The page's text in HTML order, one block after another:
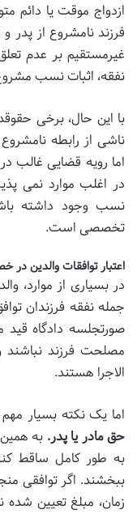
فرزند نامشروع از پدر
غیرمستقیم بر عدم
نفقه، اثبات نسب
با این حال، برخی
ناشی از رابطه
اما رویه قضایی غالب
در اغلب موارد نمی
نسب وجود داشته
تخصصی است.
اعتبار توافقات والدین
در بسیاری از موارد،
جمله نفقه فرزندان
صورتجلسه دادگاه قید
مصلحت فرزند نباشند
الاجرا هستند.
اما یک نکته بسیار
حق مادر یا پدر. به همین
به طور کامل ساقط
ببخشند. اگر توافقی
زمان، مبلغ تعیین شده